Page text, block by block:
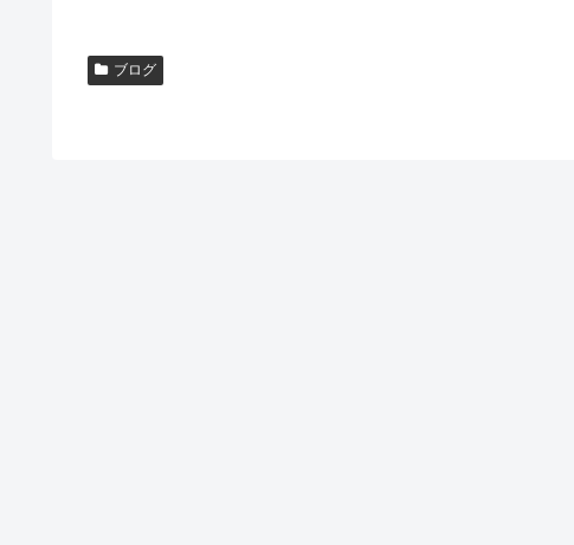
ブログ